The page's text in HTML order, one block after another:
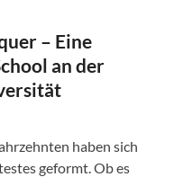
– Eine
an der
haben sich
geformt. Ob es